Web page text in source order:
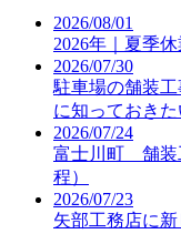
2026/08/01
2026年｜夏季
2026/07/30
駐車場の舗装
に知っておきた
2026/07/24
富士川町 舗装
程）
2026/07/23
矢部工務店に